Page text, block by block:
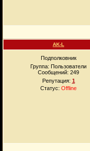
AK-L
Подполковник
Группа: Пользователи
Сообщений: 249
Репутация: 1
Статус: Offline